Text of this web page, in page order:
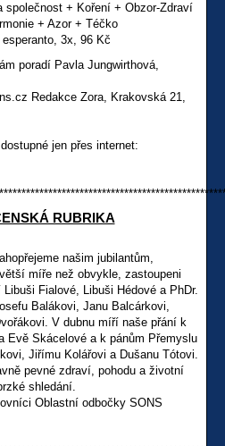
společnost + Koření + Obzor-Zdraví
+ Azor + Téčko
3x, 96 Kč
poradí Pavla Jungwirthová,
Redakce Zora, Krakovská 21,
jen přes internet:
RUBRIKA
našim jubilantům,
míře než obvykle, zastoupeni
Fialové, Libuši Hédové a PhDr.
Balákovi, Janu Balcárkovi,
V dubnu míří naše přání k
Evě Skácelové a k pánům Přemyslu
Jiřímu Kolářovi a Dušanu Tótovi.
pevné zdraví, pohodu a životní
shledání.
Oblastní odbočky SONS